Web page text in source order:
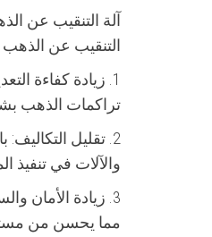
آلة التنقيب عن
التنقيب عن الذهب
1. زيادة كفاءة
تراكمات الذهب
2. تقليل
والآلات في تنفيذ
3. زيادة الأمان
مما يحسن من